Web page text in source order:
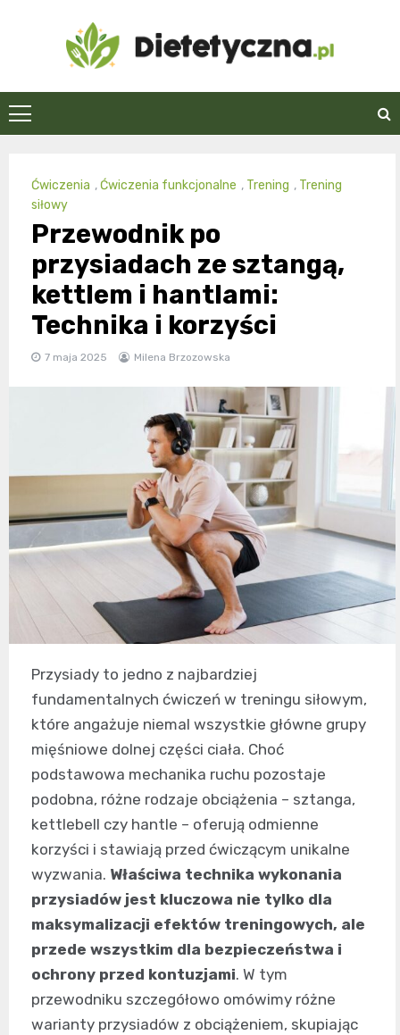
Dietetyczna.pl
Ćwiczenia ,Ćwiczenia funkcjonalne , Trening , Trening
siłowy
Przewodnik po
przysiadach ze sztangą,
kettlem i hantlami:
Technika i korzyści
7 maja 2025 Milena Brzozowska
Przysiady to jedno z najbardziej
fundamentalnych ćwiczeń w treningu siłowym,
które angażuje niemal wszystkie główne grupy
mięśniowe dolnej części ciała. Choć
podstawowa mechanika ruchu pozostaje
podobna, różne rodzaje obciążenia – sztanga,
kettlebell czy hantle – oferują odmienne
korzyści i stawiają przed ćwiczącym unikalne
wyzwania. Właściwa technika wykonania
przysiadów jest kluczowa nie tylko dla
maksymalizacji efektów treningowych, ale
przede wszystkim dla bezpieczeństwa i
ochrony przed kontuzjami. W tym
przewodniku szczegółowo omówimy różne
warianty przysiadów z obciążeniem, skupiając